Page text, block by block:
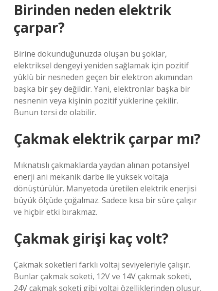
Birinden neden elektrik
çarpar?
Birine dokunduğunuzda oluşan bu şoklar,
elektriksel dengeyi yeniden sağlamak için pozitif
yüklü bir nesneden geçen bir elektron akımından
başka bir şey değildir. Yani, elektronlar başka bir
nesnenin veya kişinin pozitif yüklerine çekilir.
Bunun tersi de olabilir.
Çakmak elektrik çarpar mı?
Mıknatıslı çakmaklarda yaydan alınan potansiyel
enerji ani mekanik darbe ile yüksek voltaja
dönüştürülür. Manyetoda üretilen elektrik enerjisi
büyük ölçüde çoğalmaz. Sadece kısa bir süre çalışır
ve hiçbir etki bırakmaz.
Çakmak girişi kaç volt?
Çakmak soketleri farklı voltaj seviyeleriyle çalışır.
Bunlar çakmak soketi, 12V ve 14V çakmak soketi,
24V çakmak soketi gibi voltaj özelliklerinden oluşur.